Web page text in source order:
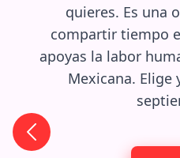
quieres. Es una
compartir tiempo
apoyas la labor
Mexicana. Elige